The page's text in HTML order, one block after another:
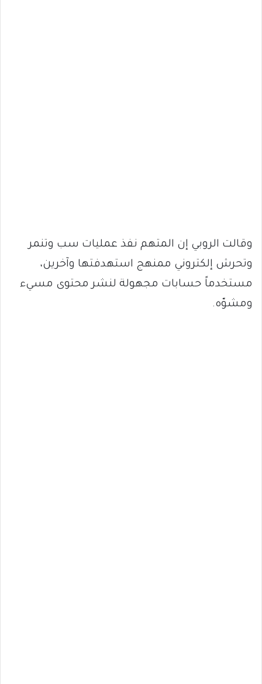
وقالت الروبي إن المتهم نفذ عمليات سب وتنمر
وتحرش إلكتروني ممنهج استهدفتها وآخرين،
مستخدماً حسابات مجهولة لنشر محتوى مسيء
ومشوّه.